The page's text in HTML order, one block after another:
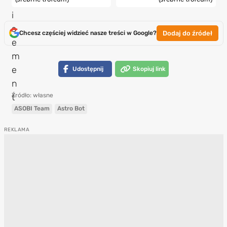
Chcesz częściej widzieć nasze treści w Google? Dodaj do źródeł
Udostępnij Skopiuj link
Źródło: własne
ASOBI Team
Astro Bot